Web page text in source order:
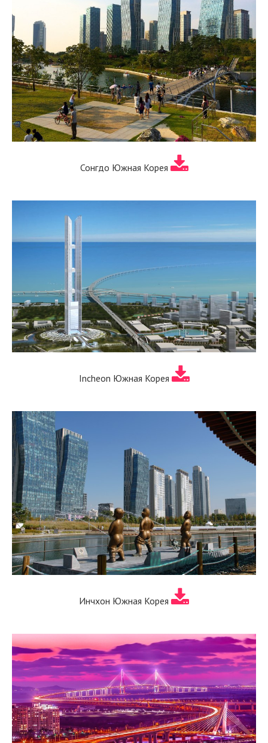
Сонгдо Южная Корея
Incheon Южная Корея
Инчхон Южная Корея